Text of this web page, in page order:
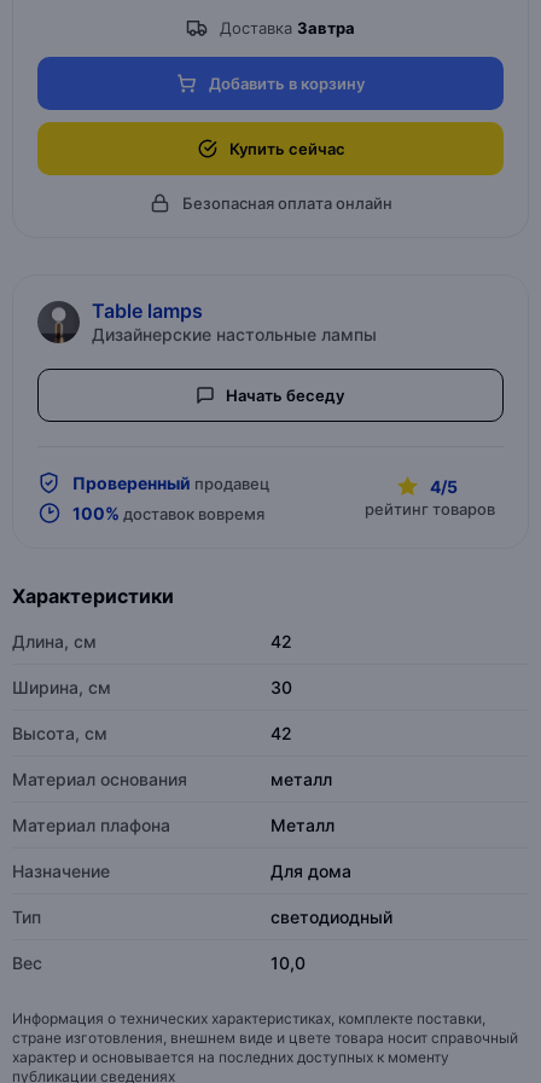
Доставка Завтра
Добавить в корзину
Купить сейчас
Безопасная оплата онлайн
Table lamps
Дизайнерские настольные лампы
Начать беседу
Проверенный продавец
100% доставок вовремя
4/5
рейтинг товаров
Характеристики
Длина, см 42
Ширина, см 30
Высота, см 42
Материал основания металл
Материал плафона Металл
Назначение Для дома
Тип светодиодный
Вес 10,0
Информация о технических характеристиках, комплекте поставки,
стране изготовления, внешнем виде и цвете товара носит справочный
характер и основывается на последних доступных к моменту
публикации сведениях